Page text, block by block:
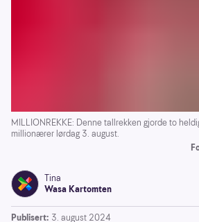
MILLIONREKKE: Denne tallrekken gjorde to
millionærer lørdag 3. august.
Tina
Wasa Kartomten
Publisert: 3. august 2024